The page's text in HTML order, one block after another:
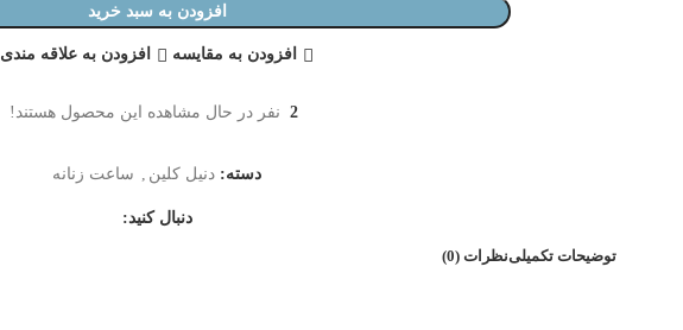
افزودن به سبد خرید
افزودن به مقایسه افزودن به علاقه مندی
2 نفر در حال مشاهده این محصول هستند!
دسته: دنیل کلین ساعت زنانه
دنبال کنید:
توضیحات تکمیلینظرات (0)